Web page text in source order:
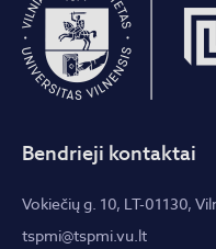
Bendrieji kontaktai
Vokiečių g. 10, LT-01130,
tspmi@tspmi.vu.lt